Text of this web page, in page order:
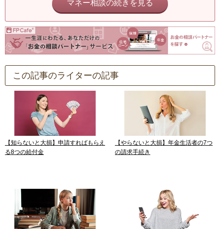
マネー相談の続きを見る
この記事のライターの記事
【知らないと大損】申請すればもらえ
る8つの給付金
【やらないと大損】年金生活者の7つ
の請求手続き